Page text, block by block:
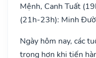
Mệnh, Canh Tuất
(21h-23h): Minh
Ngày hôm nay, các
trọng hơn khi tiến